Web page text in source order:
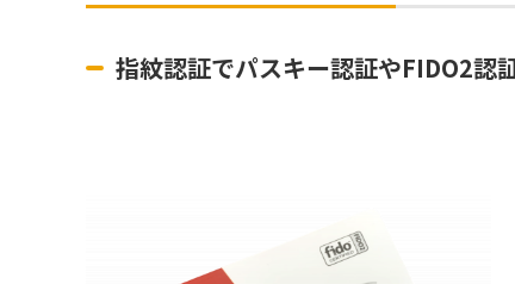
指紋認証でパスキー認証やFIDO2認